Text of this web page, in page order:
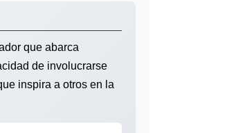
que abarca
de involucrarse
inspira a otros en la